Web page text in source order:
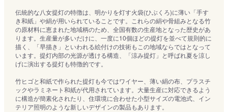
伝統的な八女提灯の特徴は、明かりを灯す火袋(ひぶくろ)に薄い「手す
き和紙」や絹が用いられていることです。これらの絹や骨組みとなる竹
の原材料に恵まれた地域柄のため、全国有数の生産地となった歴史があ
ります。生産量が多いだけに、一度に10個ほどの提灯を並べて規則的に
描く、「早描き」といわれる絵付けの技術もこの地域ならではとなって
います。提灯内部の光源が透ける構造、「涼み提灯」と呼ばれ夏を涼し
げに演出する提灯も特徴的です。
竹ヒゴと和紙で作られた提灯も今ではワイヤー、薄い絹の布、プラスチ
ックやラミネート和紙が代用されています。大量生産に対応できるよう
に構造が簡素化されたり、住環境に合わせた小型サイズの電池式、イン
テリア照明のような新しいデザインの製品もあります。